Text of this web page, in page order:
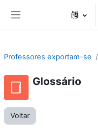
Professores exportam-se
Glossário
Voltar